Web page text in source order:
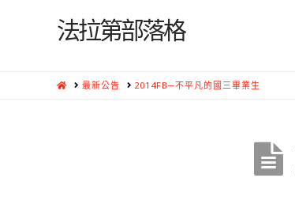
法拉第部落格
HOME最新公告 2014FB─不平凡的國三畢業生